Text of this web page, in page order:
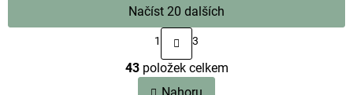
O
v
l
Načíst 20 dalších
S
t
r
á
n
1 3
43položek celkem